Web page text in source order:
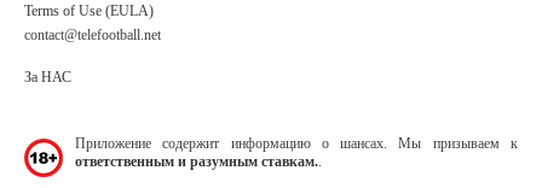
Terms of Use (EULA)
contact@telefootball.net
За НАС
Приложение содержит информацию о шансах. Мы призываем к
ответственным и разумным ставкам.